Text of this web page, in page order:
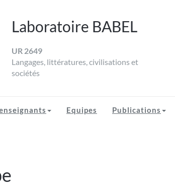
Laboratoire BABEL
UR 2649
Langages, littératures, civilisations et
sociétés
Equipes Publications